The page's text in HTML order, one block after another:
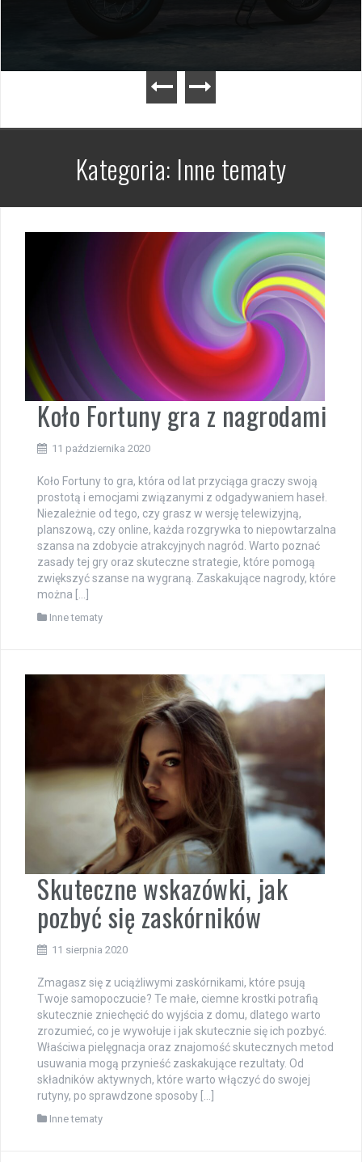
Kategoria: Inne tematy
Koło Fortuny gra z nagrodami
11 października 2020
Koło Fortuny to gra, która od lat przyciąga graczy swoją
prostotą i emocjami związanymi z odgadywaniem haseł.
Niezależnie od tego, czy grasz w wersję telewizyjną,
planszową, czy online, każda rozgrywka to niepowtarzalna
szansa na zdobycie atrakcyjnych nagród. Warto poznać
zasady tej gry oraz skuteczne strategie, które pomogą
zwiększyć szanse na wygraną. Zaskakujące nagrody, które
można […]
Inne tematy
Skuteczne wskazówki, jak
pozbyć się zaskórników
11 sierpnia 2020
Zmagasz się z uciążliwymi zaskórnikami, które psują
Twoje samopoczucie? Te małe, ciemne krostki potrafią
skutecznie zniechęcić do wyjścia z domu, dlatego warto
zrozumieć, co je wywołuje i jak skutecznie się ich pozbyć.
Właściwa pielęgnacja oraz znajomość skutecznych metod
usuwania mogą przynieść zaskakujące rezultaty. Od
składników aktywnych, które warto włączyć do swojej
rutyny, po sprawdzone sposoby […]
Inne tematy